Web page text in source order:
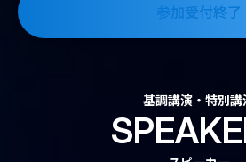
参加受付終了
基調講演・特別講